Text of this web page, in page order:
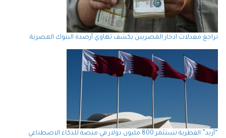
تراجع معدلات ادخار المصريين يكشف تهاوي أرصدة البنوك المصرية
“أريد” القطرية تستثمر 800 مليون دولار في منصة للذكاء الاصطناعي